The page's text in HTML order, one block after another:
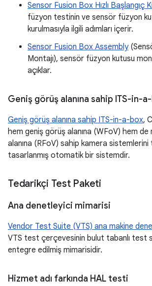
Sensor Fusion Box Hızlı Başlangıç
füzyon testinin ve sensör füzyon
kurulmasıyla ilgili adımları içerir.
Sensor Fusion Box Assembly
Montajı), sensör füzyon kutusu
açıklar.
Geniş görüş alanına sahip ITS-in-
Geniş görüş alanına sahip ITS-in-a-box,
hem geniş görüş alanına (WFoV) hem
alanına (RFoV) sahip kamera
tasarlanmış otomatik bir sistemdir.
Tedarikçi Test Paketi
Ana denetleyici mimarisi
Vendor Test Suite (VTS) ana makine
VTS test çerçevesinin bulut tabanlı test
entegre edilmiş mimarisidir.
Hizmet adı farkında HAL testi